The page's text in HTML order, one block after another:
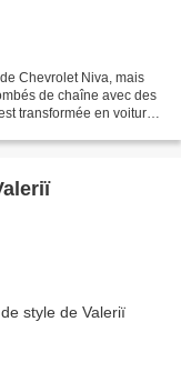
Chevrolet Niva, mais
de chaîne avec des
transformée en voiture